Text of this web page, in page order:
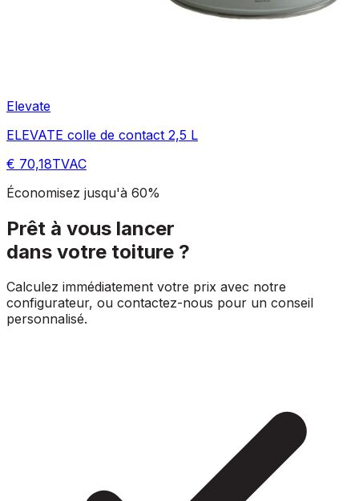
Elevate
ELEVATE colle de contact 2,5 L
€ 70,18TVAC
Économisez jusqu'à 60%
Prêt à vous lancer
dans votre toiture ?
Calculez immédiatement votre prix avec notre
configurateur, ou contactez-nous pour un conseil
personnalisé.